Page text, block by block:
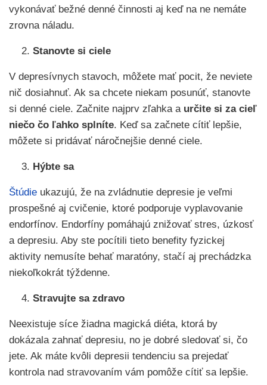
vykonávať bežné denné činnosti aj keď na ne nemáte
zrovna náladu.
Stanovte si ciele
V depresívnych stavoch, môžete mať pocit, že neviete
nič dosiahnuť. Ak sa chcete niekam posunúť, stanovte
si denné ciele. Začnite najprv zľahka a určite si za cieľ
niečo čo ľahko splníte. Keď sa začnete cítiť lepšie,
môžete si pridávať náročnejšie denné ciele.
Hýbte sa
Štúdie ukazujú, že na zvládnutie depresie je veľmi
prospešné aj cvičenie, ktoré podporuje vyplavovanie
endorfínov. Endorfíny pomáhajú znižovať stres, úzkosť
a depresiu. Aby ste pocítili tieto benefity fyzickej
aktivity nemusíte behať maratóny, stačí aj prechádzka
niekoľkokrát týždenne.
Stravujte sa zdravo
Neexistuje síce žiadna magická diéta, ktorá by
dokázala zahnať depresiu, no je dobré sledovať si, čo
jete. Ak máte kvôli depresii tendenciu sa prejedať
kontrola nad stravovaním vám pomôže cítiť sa lepšie.